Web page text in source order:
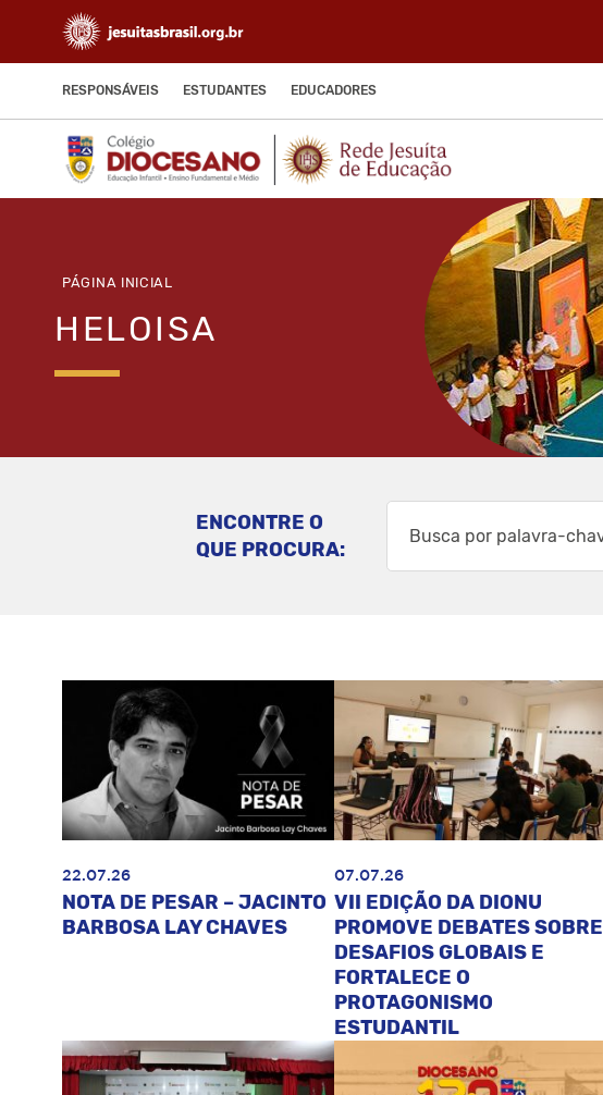
RESPONSÁVEIS ESTUDANTES EDUCADORES
PÁGINA INICIAL
HELOISA
ENCONTRE O
QUE PROCURA:
22.07.26
NOTA DE PESAR – JACINTO
BARBOSA LAY CHAVES
07.07.26
VII EDIÇÃO DA DIONU
PROMOVE DEBATES SOBRE
DESAFIOS GLOBAIS E
FORTALECE O
PROTAGONISMO
ESTUDANTIL